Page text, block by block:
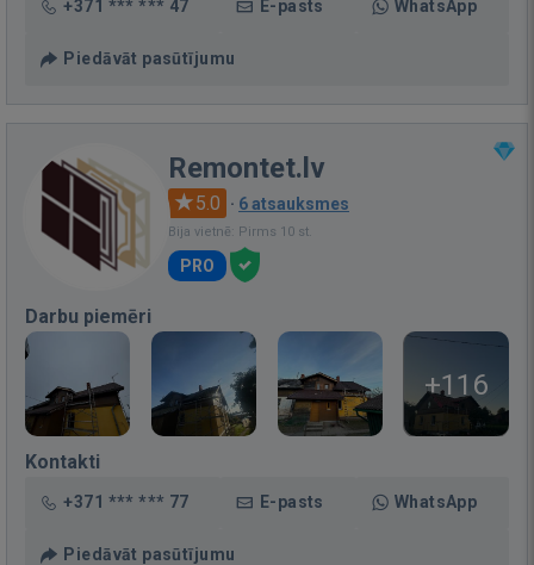
+371 *** *** 47 E-pasts WhatsApp
Piedāvāt pasūtījumu
Remontet.lv
5.0 · 6 atsauksmes
Bija vietnē: Pirms 10 st.
PRO
Darbu piemēri
+116
Kontakti
+371 *** *** 77 E-pasts WhatsApp
Piedāvāt pasūtījumu